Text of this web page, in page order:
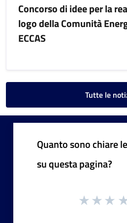
Concorso di idee per la
logo della Comunità
ECCAS
Tutte le
Quanto sono chiare
su questa pagina?